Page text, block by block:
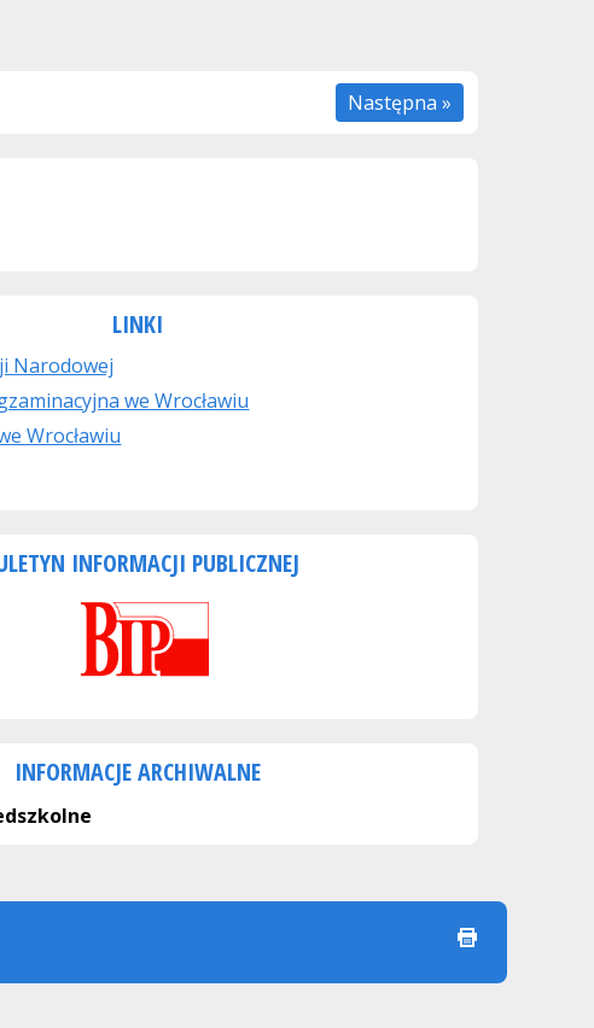
Następna »
LINKI
Narodowej
we Wrocławiu
Wrocławiu
INFORMACJI PUBLICZNEJ
INFORMACJE ARCHIWALNE